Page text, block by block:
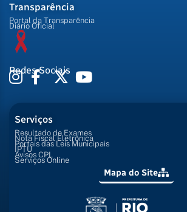
Transparência
Portal da Transparência
Diário Oficial
Redes Sociais
Serviços
Resultado de Exames
Nota Fiscal Eletrônica
Portais das Leis Municipais
IPTU
Avisos CPL
Serviços Online
Mapa do Site